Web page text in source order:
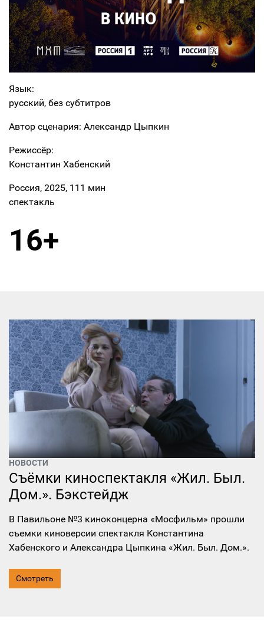
Язык:
русский, без субтитров
Автор сценария: Александр Цыпкин
Режиссёр:
Константин Хабенский
Россия, 2025, 111 мин
спектакль
16+
НОВОСТИ
Съёмки киноспектакля «Жил. Был.
Дом.». Бэкстейдж
В Павильоне №3 киноконцерна «Мосфильм» прошли
съемки киноверсии спектакля Константина
Хабенского и Александра Цыпкина «Жил. Был. Дом.».
Смотреть